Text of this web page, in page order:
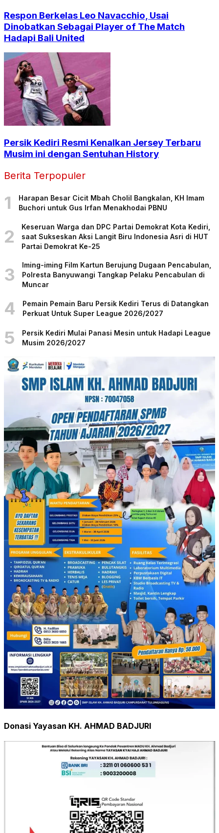
Respon Berkelas Leo Navacchio, Usai
Dinobatkan Sebagai Player of The Match
Hadapi Bali United
Persik Kediri Resmi Kenalkan Jersey Terbaru
Musim ini dengan Sentuhan History
Berita Terpopuler
1
Harapan Besar Cicit Mbah Cholil Bangkalan, KH Imam
Buchori untuk Gus Irfan Menakhodai PBNU
2
Keseruan Warga dan DPC Partai Demokrat Kota Kediri,
saat Sukseskan Aksi Langit Biru Indonesia Asri di HUT
Partai Demokrat Ke-25
3
Iming-iming Film Kartun Berujung Dugaan Pencabulan,
Polresta Banyuwangi Tangkap Pelaku Pencabulan di
Muncar
4
Pemain Pemain Baru Persik Kediri Terus di Datangkan
Perkuat Untuk Super League 2026/2027
5
Persik Kediri Mulai Panasi Mesin untuk Hadapi League
Musim 2026/2027
Donasi Yayasan KH. AHMAD BADJURI